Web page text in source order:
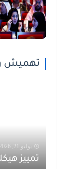
تهميش
يوليو 21, 2026
تمييز